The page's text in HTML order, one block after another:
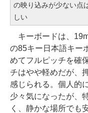
の映り込みが少ない点
しい
キーボードは、
の85キー日本語キー
めてフルピッチを確
チはやや軽めだが、
感じられる。個人的
少々気になったが、
く、静かな場所でも